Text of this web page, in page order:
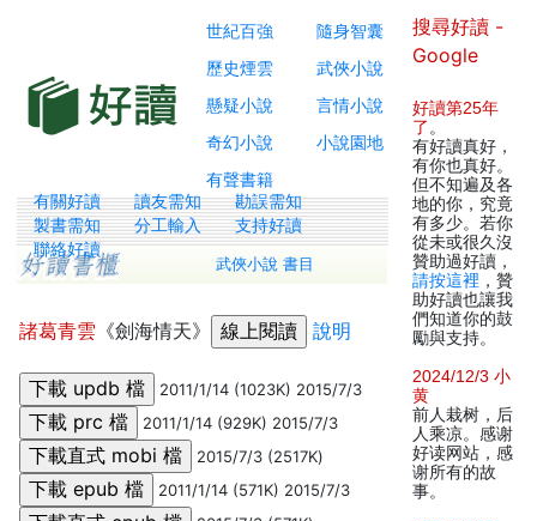
世紀百強
隨身智囊
歷史煙雲
武俠小說
懸疑小說
言情小說
奇幻小說
小說園地
有聲書籍
有關好讀 讀友需知
勘誤需知
製書需知
分工輸入
支持好讀
聯絡好讀
武俠小說 書目
諸葛青雲 《劍海情天》 說明
2011/1/14 (1023K) 2015/7/3
2011/1/14 (929K) 2015/7/3
2015/7/3 (2517K)
2011/1/14 (571K) 2015/7/3
搜尋好讀 -
Google
好讀第25年
了 。
有好讀真好，
有你也真好。
但不知遍及各
地的你，究竟
有多少。若你
從未或很久沒
贊助過好讀，
請按這裡 ，贊
助好讀也讓我
們知道你的鼓
勵與支持。
2024/12/3 小
黄
前人栽树，后
人乘凉。感谢
好读网站，感
谢所有的故
事。